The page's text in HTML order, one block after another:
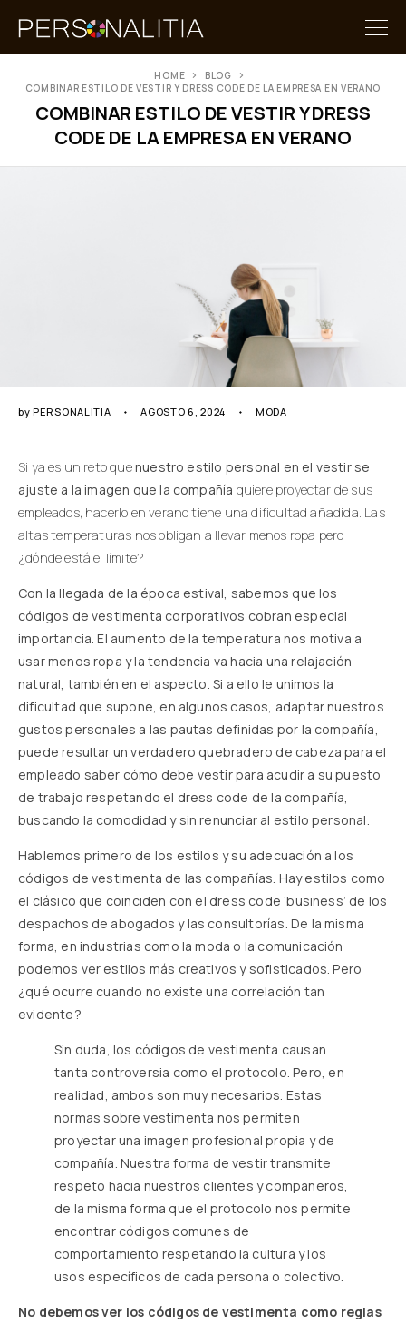
COMBINAR ESTILO DE VESTIR Y DRESS
CODE DE LA EMPRESA EN VERANO
HOME
BLOG
COMBINAR ESTILO DE VESTIR Y DRESS CODE DE LA EMPRESA EN VERANO
by PERSONALITIA AGOSTO 6, 2024 MODA
Si ya es un reto quenuestro estilo personal en el vestir se
ajuste a la imagen que la compañía quiere proyectar de sus
empleados, hacerlo en verano tiene una dificultad añadida. Las
altas temperaturas nos obligan a llevar menos ropa pero
¿dónde está el límite?
Con la llegada de la época estival, sabemos que los
códigos de vestimenta corporativos cobran especial
importancia. El aumento de la temperatura nos motiva a
usar menos ropa y la tendencia va hacia una relajación
natural, también en el aspecto. Si a ello le unimos la
dificultad que supone, en algunos casos, adaptar nuestros
gustos personales a las pautas definidas por la compañía,
puede resultar un verdadero quebradero de cabeza para el
empleado saber cómo debe vestir para acudir a su puesto
de trabajo respetando el dress code de la compañía,
buscando la comodidad y sin renunciar al estilo personal.
Hablemos primero de los estilos y su adecuación a los
códigos de vestimenta de las compañías. Hay estilos como
el clásico que coinciden con el dress code ‘business’ de los
despachos de abogados y las consultorías. De la misma
forma, en industrias como la moda o la comunicación
podemos ver estilos más creativos y sofisticados. Pero
¿qué ocurre cuando no existe una correlación tan
evidente?
Sin duda, los códigos de vestimenta causan
tanta controversia como el protocolo. Pero, en
realidad, ambos son muy necesarios. Estas
normas sobre vestimenta nos permiten
proyectar una imagen profesional propia y de
compañía. Nuestra forma de vestir transmite
respeto hacia nuestros clientes y compañeros,
de la misma forma que el protocolo nos permite
encontrar códigos comunes de
comportamiento respetando la cultura y los
usos específicos de cada persona o colectivo.
No debemos ver los códigos de vestimenta como reglas